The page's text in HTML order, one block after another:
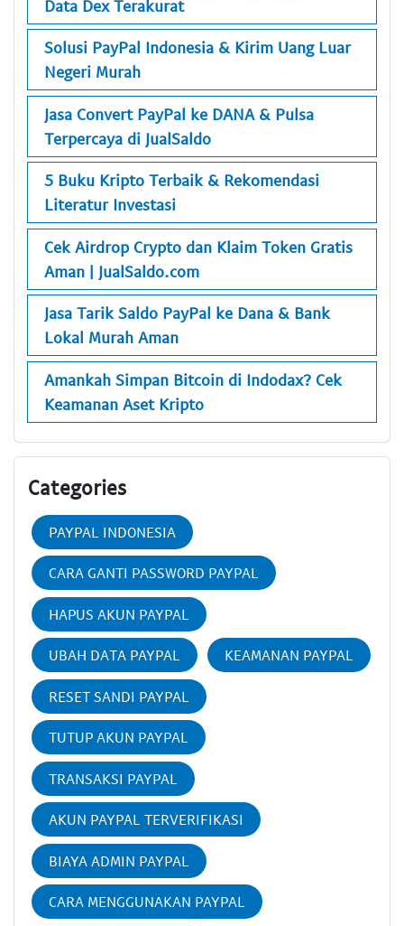
Data Dex Terakurat
Solusi PayPal Indonesia & Kirim Uang Luar
Negeri Murah
Jasa Convert PayPal ke DANA & Pulsa
Terpercaya di JualSaldo
5 Buku Kripto Terbaik & Rekomendasi
Literatur Investasi
Cek Airdrop Crypto dan Klaim Token Gratis
Aman | JualSaldo.com
Jasa Tarik Saldo PayPal ke Dana & Bank
Lokal Murah Aman
Amankah Simpan Bitcoin di Indodax? Cek
Keamanan Aset Kripto
Categories
PAYPAL INDONESIA
CARA GANTI PASSWORD PAYPAL
HAPUS AKUN PAYPAL
UBAH DATA PAYPAL KEAMANAN PAYPAL
RESET SANDI PAYPAL
TUTUP AKUN PAYPAL
TRANSAKSI PAYPAL
AKUN PAYPAL TERVERIFIKASI
BIAYA ADMIN PAYPAL
CARA MENGGUNAKAN PAYPAL